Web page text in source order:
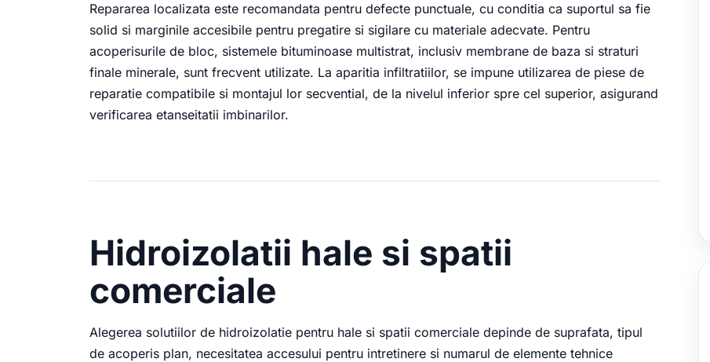
Repararea localizata este recomandata pentru defecte punctuale, cu conditia ca suportul sa fie
solid si marginile accesibile pentru pregatire si sigilare cu materiale adecvate. Pentru
acoperisurile de bloc, sistemele bituminoase multistrat, inclusiv membrane de baza si straturi
finale minerale, sunt frecvent utilizate. La aparitia infiltratiilor, se impune utilizarea de piese de
reparatie compatibile si montajul lor secvential, de la nivelul inferior spre cel superior, asigurand
verificarea etanseitatii imbinarilor.
Hidroizolatii hale si spatii
comerciale
Alegerea solutiilor de hidroizolatie pentru hale si spatii comerciale depinde de suprafata, tipul
de acoperis plan, necesitatea accesului pentru intretinere si numarul de elemente tehnice